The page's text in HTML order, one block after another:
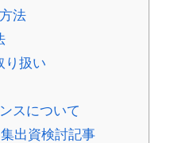
法
り扱い
スについて
出資検討記事